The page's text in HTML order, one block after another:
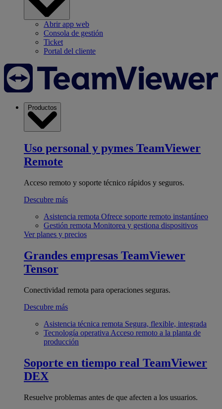
Abrir app web
Consola de gestión
Ticket
Portal del cliente
Productos
Uso personal y pymes TeamViewer
Remote
Acceso remoto y soporte técnico rápidos y seguros.
Descubre más
Asistencia remota Ofrece soporte remoto instantáneo
Gestión remota Monitorea y gestiona dispositivos
Ver planes y precios
Grandes empresas TeamViewer
Tensor
Conectividad remota para operaciones seguras.
Descubre más
Asistencia técnica remota Segura, flexible, integrada
Tecnología operativa Acceso remoto a la planta de
producción
Soporte en tiempo real TeamViewer
DEX
Resuelve problemas antes de que afecten a los usuarios.